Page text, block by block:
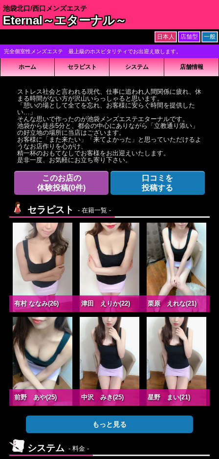
池袋北口/西口メンズエステ
Eternal～エターナル～
日本人 店舗型 一般
完全個室性メンズエステ 最上級のホスピタリティでお出迎え致します。
ホーム セラピスト システム 店舗情報
ストレス社会と言われる現代、仕事に追われ人間関係に疲れ、休
まる時間がない方が沢山いらっしゃると思います。
「憩いの場として全てを忘れ、お客様に安らぐ時間を提供した
い…」
そんな思いで作ったのが池袋メンズエステエターナルです。
池袋から徒歩5分と、都会の中心にありながら「立教通り添い」
の好立地の場所に当店はございます。
お客様に「また来たい」「来てよかった」と思っていただけるよ
うなお店作りを心がけ、
精一杯のおもてなしでお客様をお出迎えいたします。
是非一度、お気軽にお立ち寄り下さい。
このお店の
体験投稿(0件)
口コミを
投稿する
セラピスト - 在籍一覧 -
有村 ななみ(26) 津田 えりか(22) 栗原 えれな(21)
前野 あや(25) 中沢 みき(25) 星野 まい(21)
もっと見る
システム - 料金 -